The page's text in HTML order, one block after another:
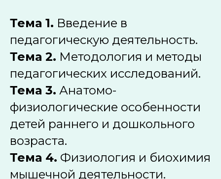
Тема 1. Введение в
педагогическую деятельность.
Тема 2. Методология и методы
педагогических исследований.
Тема 3. Анатомо-
физиологические особенности
детей раннего и дошкольного
возраста.
Тема 4. Физиология и биохимия
мышечной деятельности.